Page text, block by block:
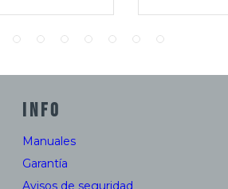
INFO
Manuales
Garantía
Avisos de seguridad